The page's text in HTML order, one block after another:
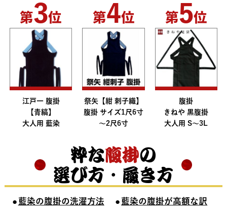
第3位
江戸一 腹掛
【青縞】
大人用 藍染
第4位
祭矢【紺 刺子織】
腹掛 サイズ1尺6寸
～2尺6寸
第5位
腹掛
きねや 黒腹掛
大人用 S～3L
粋な腹掛の
選び方・履き方
藍染の腹掛の洗濯方法 藍染の腹掛が高額な訳